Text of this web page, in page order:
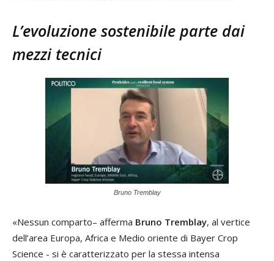
L’evoluzione sostenibile parte dai
mezzi tecnici
Bruno Tremblay
«Nessun comparto– afferma Bruno Tremblay, al vertice
dell’area Europa, Africa e Medio oriente di Bayer Crop
Science - si è caratterizzato per la stessa intensa